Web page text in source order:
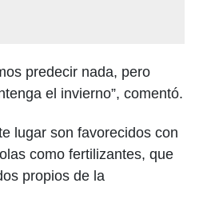
predecir nada, pero
el invierno”, comentó.
lugar son favorecidos con
como fertilizantes, que
propios de la